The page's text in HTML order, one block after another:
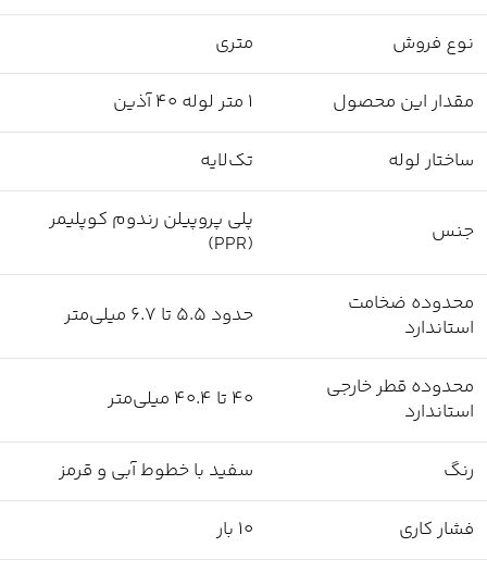
نوع فروش متری
مقدار این محصول 1 متر لوله 40 آذین
ساختار لوله تک‌لایه
جنس
پلی پروپیلن رندوم کوپلیمر
(PPR)
محدوده ضخامت
استاندارد
حدود 5.5 تا 6.7 میلی‌متر
محدوده قطر خارجی
استاندارد
40 تا 40.4 میلی‌متر
رنگ سفید با خطوط آبی و قرمز
فشار کاری 10 بار